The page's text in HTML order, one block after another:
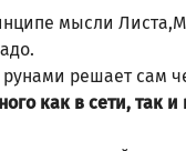
мысли
рунами решает сам
как в сети, так и